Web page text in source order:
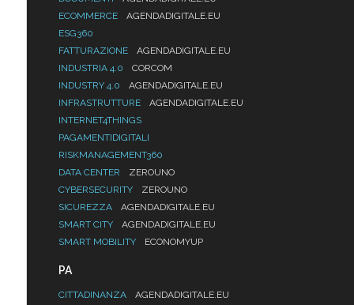
ECOMMERCE
AGENDADIGITALE.EU
ESG360
FATTURAZIONE
AGENDADIGITALE.EU
INDUSTRIA 4.0
CORCOM
INDUSTRY 4.0
AGENDADIGITALE.EU
INFRASTRUTTURE
AGENDADIGITALE.EU
INTERNET4THINGS
PAGAMENTIDIGITALI
RISKMANAGEMENT360
DATA CENTER
ZEROUNO
CYBERSECURITY
ZEROUNO
SICUREZZA
AGENDADIGITALE.EU
SMART CITY
AGENDADIGITALE.EU
SMART MOBILITY
ECONOMYUP
PA
CITTADINANZA
AGENDADIGITALE.EU